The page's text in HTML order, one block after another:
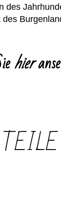
des
hier